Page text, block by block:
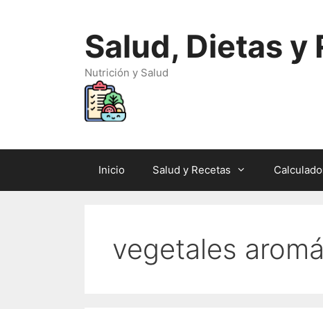
Salud, Dietas y
Nutrición y Salud
Inicio Salud y Recetas
vegetales